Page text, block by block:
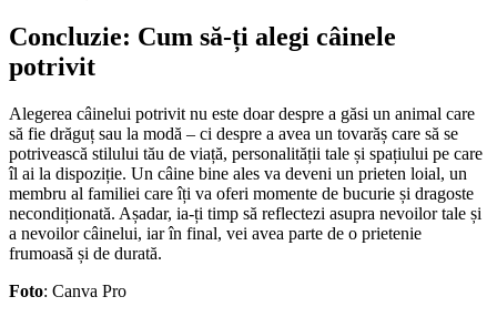
Concluzie: Cum să-ți alegi câinele
potrivit
Alegerea câinelui potrivit nu este doar despre a găsi un animal care
să fie drăguț sau la modă – ci despre a avea un tovarăș care să se
potrivească stilului tău de viață, personalității tale și spațiului pe care
îl ai la dispoziție. Un câine bine ales va deveni un prieten loial, un
membru al familiei care îți va oferi momente de bucurie și dragoste
necondiționată. Așadar, ia-ți timp să reflectezi asupra nevoilor tale și
a nevoilor câinelui, iar în final, vei avea parte de o prietenie
frumoasă și de durată.
Foto: Canva Pro